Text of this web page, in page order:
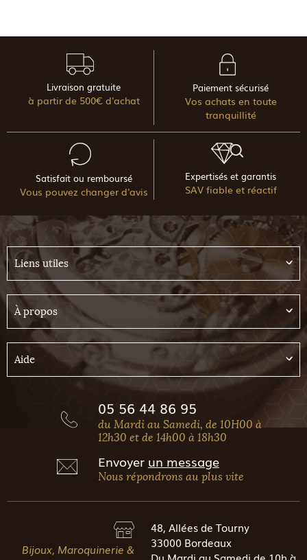
Livraison gratuite
à partir de 500€ d'achat
Paiement sécurisé
Vos achats en toute
tranquillité
Satisfait ou remboursé
Vous pouvez changer d'avis
Expertisés et garantis
SAV fiable et réactif
Liens utiles
À propos
Aide
05 56 44 86 95
du Mardi au Samedi, de 10H00 à
12h30 et de 14h00 à 18h30
Envoyer un message
Nous répondrons au plus vite
Bijoux, Maroquinerie &
48, Allées de Tourny
33000 Bordeaux